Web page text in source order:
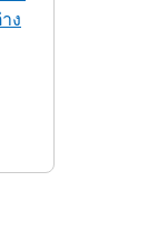
ง